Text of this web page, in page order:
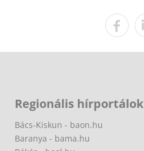
Regionális hírportálok
Bács-Kiskun - baon.hu
Baranya - bama.hu